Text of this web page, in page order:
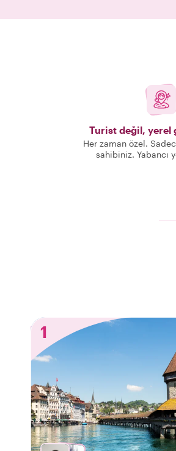
Turist değil, yerel
Her zaman özel.
sahibiniz. Yabancı
1